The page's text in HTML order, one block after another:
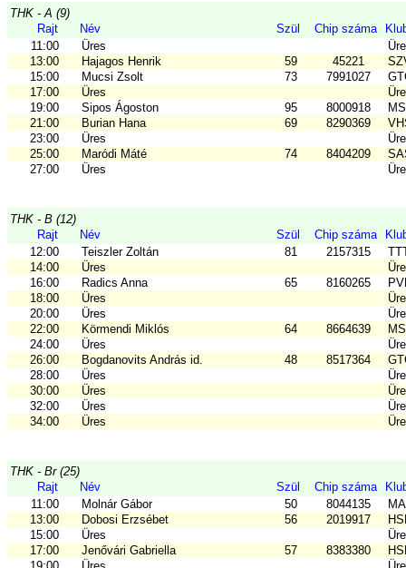
THK - A (9)
Rajt
Név Szül Chip száma
11:00
Üres
13:00
Hajagos Henrik 59 45221
15:00
Mucsi Zsolt 73 7991027
17:00
Üres
19:00
Sipos Ágoston 95 8000918
21:00
Burian Hana 69 8290369
23:00
Üres
25:00
Maródi Máté 74 8404209
27:00
Üres
THK - B (12)
Rajt
Név Szül Chip száma
12:00
Teiszler Zoltán 81 2157315
14:00
Üres
16:00
Radics Anna 65 8160265
18:00
Üres
20:00
Üres
22:00
Körmendi Miklós 64 8664639
24:00
Üres
26:00
Bogdanovits András id. 48 8517364
28:00
Üres
30:00
Üres
32:00
Üres
34:00
Üres
THK - Br (25)
Rajt
Név Szül Chip száma
11:00
Molnár Gábor 50 8044135
13:00
Dobosi Erzsébet 56 2019917
15:00
Üres
17:00
Jenővári Gabriella 57 8383380